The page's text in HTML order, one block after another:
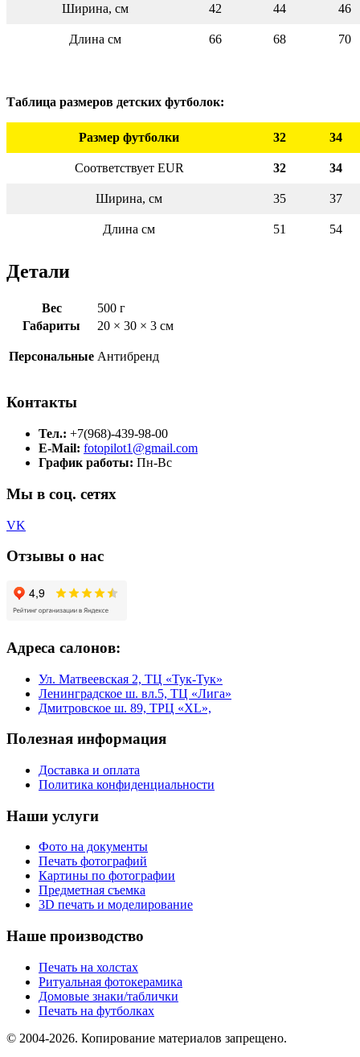
Ширина, см 42 44 46
Длина см 66 68 70
Таблица размеров детских футболок:
Размер футболки 32 34
Соответствует EUR 32 34
Ширина, см 35 37
Длина см 51 54
Детали
Вес
500 г
Габариты
20 × 30 × 3 см
Персональные Антибренд
Контакты
Тел.: +7(968)-439-98-00
E-Mail: fotopilot1@gmail.com
График работы: Пн-Вс
Мы в соц. сетях
VK
Отзывы о нас
Адреса салонов:
Ул. Матвеевская 2, ТЦ «Тук-Тук»
Ленинградское ш. вл.5, ТЦ «Лига»
Дмитровское ш. 89, ТРЦ «XL»,
Полезная информация
Доставка и оплата
Политика конфиденциальности
Наши услуги
Фото на документы
Печать фотографий
Картины по фотографии
Предметная съемка
3D печать и моделирование
Наше производство
Печать на холстах
Ритуальная фотокерамика
Домовые знаки/таблички
Печать на футболках
© 2004-2026. Копирование материалов запрещено.